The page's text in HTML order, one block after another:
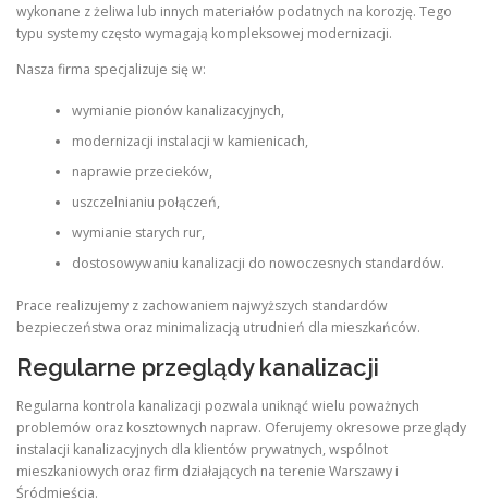
wykonane z żeliwa lub innych materiałów podatnych na korozję. Tego
typu systemy często wymagają kompleksowej modernizacji.
Nasza firma specjalizuje się w:
wymianie pionów kanalizacyjnych,
modernizacji instalacji w kamienicach,
naprawie przecieków,
uszczelnianiu połączeń,
wymianie starych rur,
dostosowywaniu kanalizacji do nowoczesnych standardów.
Prace realizujemy z zachowaniem najwyższych standardów
bezpieczeństwa oraz minimalizacją utrudnień dla mieszkańców.
Regularne przeglądy kanalizacji
Regularna kontrola kanalizacji pozwala uniknąć wielu poważnych
problemów oraz kosztownych napraw. Oferujemy okresowe przeglądy
instalacji kanalizacyjnych dla klientów prywatnych, wspólnot
mieszkaniowych oraz firm działających na terenie Warszawy i
Śródmieścia.